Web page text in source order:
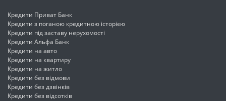
Кредити Приват Банк
Кредити з поганою кредитною історією
Кредити під заставу нерухомості
Кредити Альфа Банк
Кредити на авто
Кредити на квартиру
Кредити на житло
Кредити без відмови
Кредити без дзвінків
Кредити без відсотків